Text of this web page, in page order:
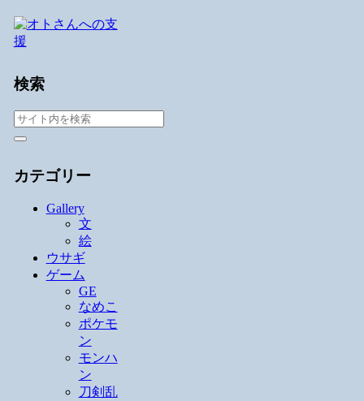
検索
カテゴリー
Gallery
文
絵
ウサギ
ゲーム
GE
なめこ
ポケモ
ン
モンハ
ン
刀剣乱